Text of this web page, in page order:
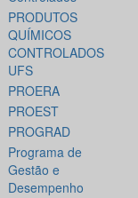
PRODUTOS
QUÍMICOS
CONTROLADOS
UFS
PROERA
PROEST
PROGRAD
Programa de
Gestão e
Desempenho